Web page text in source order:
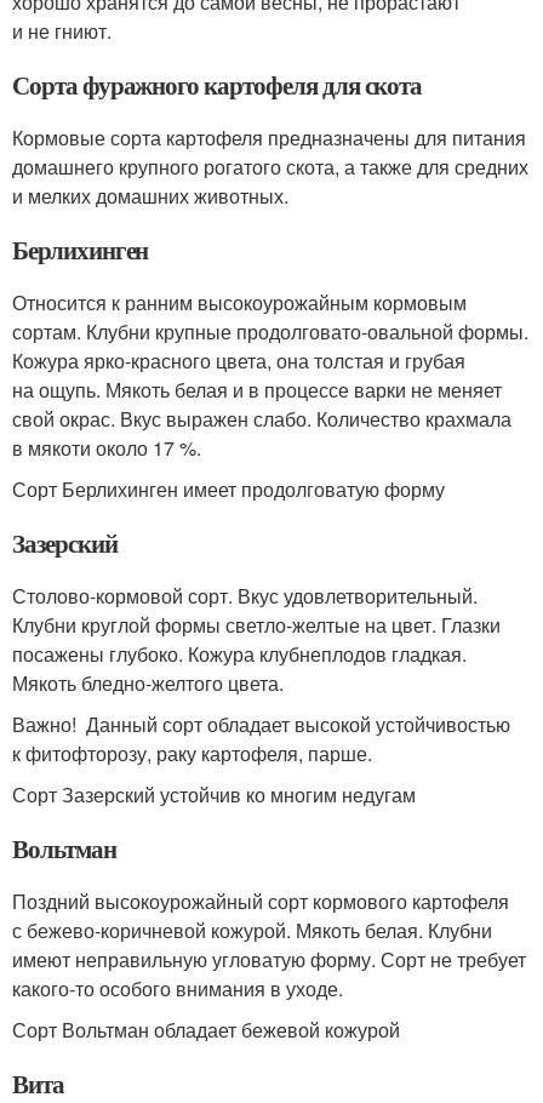
и не гниют.
Сорта фуражного картофеля для скота
Кормовые сорта картофеля предназначены для питания
домашнего крупного рогатого скота, а также для средних
и мелких домашних животных.
Берлихинген
Относится к ранним высокоурожайным кормовым
сортам. Клубни крупные продолговато-овальной формы.
Кожура ярко-красного цвета, она толстая и грубая
на ощупь. Мякоть белая и в процессе варки не меняет
свой окрас. Вкус выражен слабо. Количество крахмала
в мякоти около 17 %.
Сорт Берлихинген имеет продолговатую форму
Зазерский
Столово-кормовой сорт. Вкус удовлетворительный.
Клубни круглой формы светло-желтые на цвет. Глазки
посажены глубоко. Кожура клубнеплодов гладкая.
Мякоть бледно-желтого цвета.
Важно! Данный сорт обладает высокой устойчивостью
к фитофторозу, раку картофеля, парше.
Сорт Зазерский устойчив ко многим недугам
Вольтман
Поздний высокоурожайный сорт кормового картофеля
с бежево-коричневой кожурой. Мякоть белая. Клубни
имеют неправильную угловатую форму. Сорт не требует
какого-то особого внимания в уходе.
Сорт Вольтман обладает бежевой кожурой
Вита